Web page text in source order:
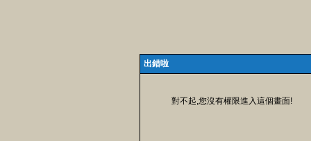
出錯啦
對不起,您沒有權限進入這個畫面!